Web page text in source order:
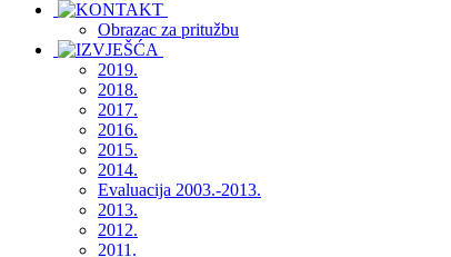
Obrazac za pritužbu
2019.
2018.
2017.
2016.
2015.
2014.
Evaluacija 2003.-2013.
2013.
2012.
2011.